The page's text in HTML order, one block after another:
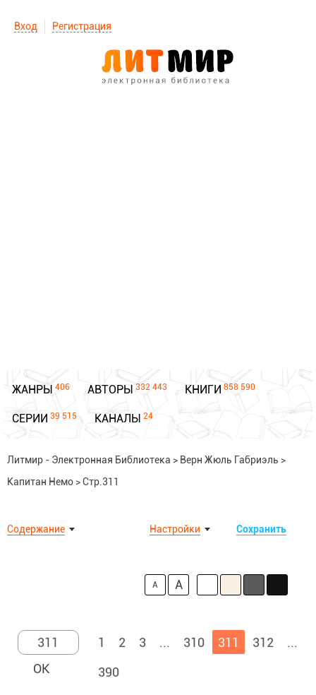
Вход Регистрация
ЖАНРЫ 406 АВТОРЫ 332 443 КНИГИ 858 590
СЕРИИ 39 515 КАНАЛЫ 24
Литмир - Электронная Библиотека > Верн Жюль Габриэль >
Капитан Немо >Стр.311
Содержание Сохранить
Настройки
A A
1 2 3 ... 310 311 312
...
390